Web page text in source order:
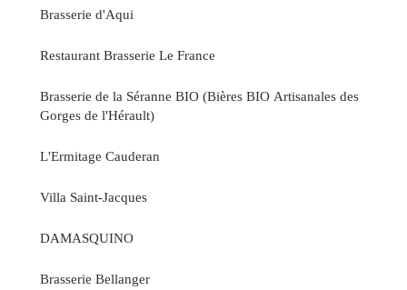
Brasserie d'Aqui
Restaurant Brasserie Le France
Brasserie de la Séranne BIO (Bières BIO Artisanales des
Gorges de l'Hérault)
L'Ermitage Cauderan
Villa Saint-Jacques
DAMASQUINO
Brasserie Bellanger